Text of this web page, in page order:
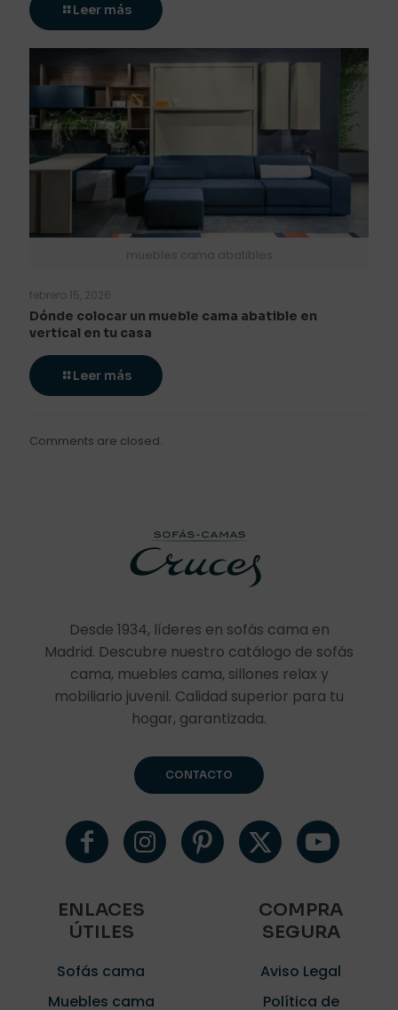
Leer más
muebles cama abatibles
febrero 15, 2026
Dónde colocar un mueble cama abatible en
vertical en tu casa
Leer más
Comments are closed.
Desde 1934, líderes en sofás cama en
Madrid. Descubre nuestro catálogo de sofás
cama, muebles cama, sillones relax y
mobiliario juvenil. Calidad superior para tu
hogar, garantizada.
CONTACTO
ENLACES
ÚTILES
Sofás cama
Muebles cama
COMPRA
SEGURA
Aviso Legal
Política de